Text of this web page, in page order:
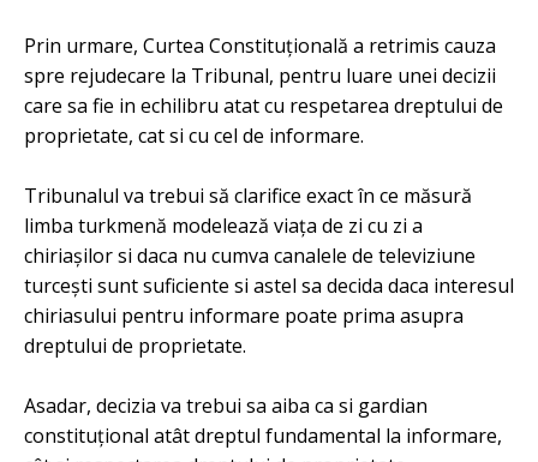
Prin urmare, Curtea Constituțională a retrimis cauza
spre rejudecare la Tribunal, pentru luare unei decizii
care sa fie in echilibru atat cu respetarea dreptului de
proprietate, cat si cu cel de informare.
Tribunalul va trebui să clarifice exact în ce măsură
limba turkmenă modelează viața de zi cu zi a
chiriașilor si daca nu cumva canalele de televiziune
turcești sunt suficiente si astel sa decida daca interesul
chiriasului pentru informare poate prima asupra
dreptului de proprietate.
Asadar, decizia va trebui sa aiba ca si gardian
constituțional atât dreptul fundamental la informare,